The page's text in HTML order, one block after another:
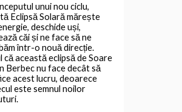
unui nou ciclu,
Eclipsă Solară mărește
deschide uși,
căi și ne face să ne
într-o nouă direcție.
că această eclipsă de Soare
Berbec nu face decât să
acest lucru, deoarece
este semnul noilor